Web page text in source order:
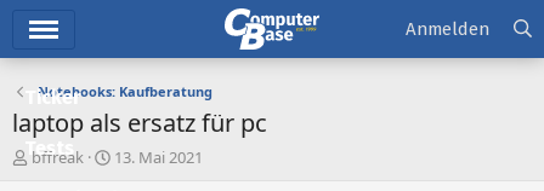
Ticker
Tests
Anmelden
Notebooks: Kaufberatung
laptop als ersatz für pc
E
bffreak
E13. Mai 2021